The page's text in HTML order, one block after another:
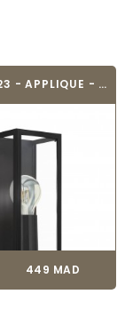
EGLO 99123 - APPLIQUE - AMEZOLA
Prix
449 MAD